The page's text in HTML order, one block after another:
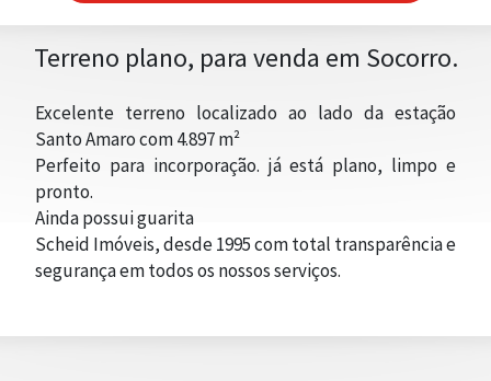
TRABALHE CONOSCO
Terreno plano, para venda em Socorro.
Excelente terreno localizado ao lado da estação
Santo Amaro com 4.897 m²
Perfeito para incorporação. já está plano, limpo e
pronto.
Ainda possui guarita
Scheid Imóveis, desde 1995 com total transparência e
segurança em todos os nossos serviços.